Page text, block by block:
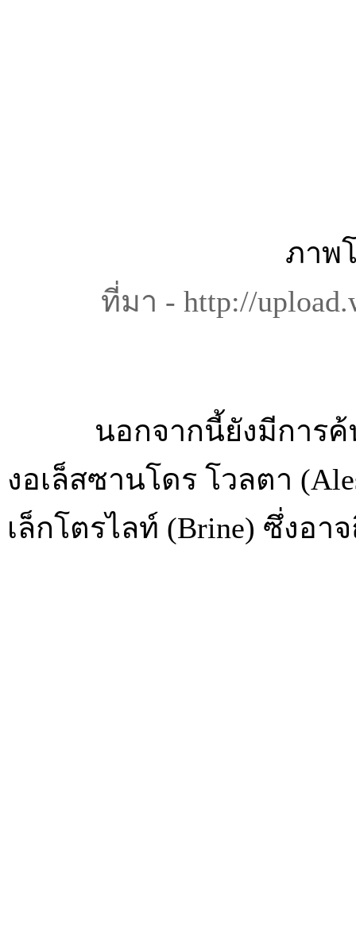
ภาพ
ที่มา - http://
นอกจากนี้ยังมีการค้นพบ
งอเล็สซานโดร โวลตา
เล็กโตรไลท์ (Brine) ซึ่งอ